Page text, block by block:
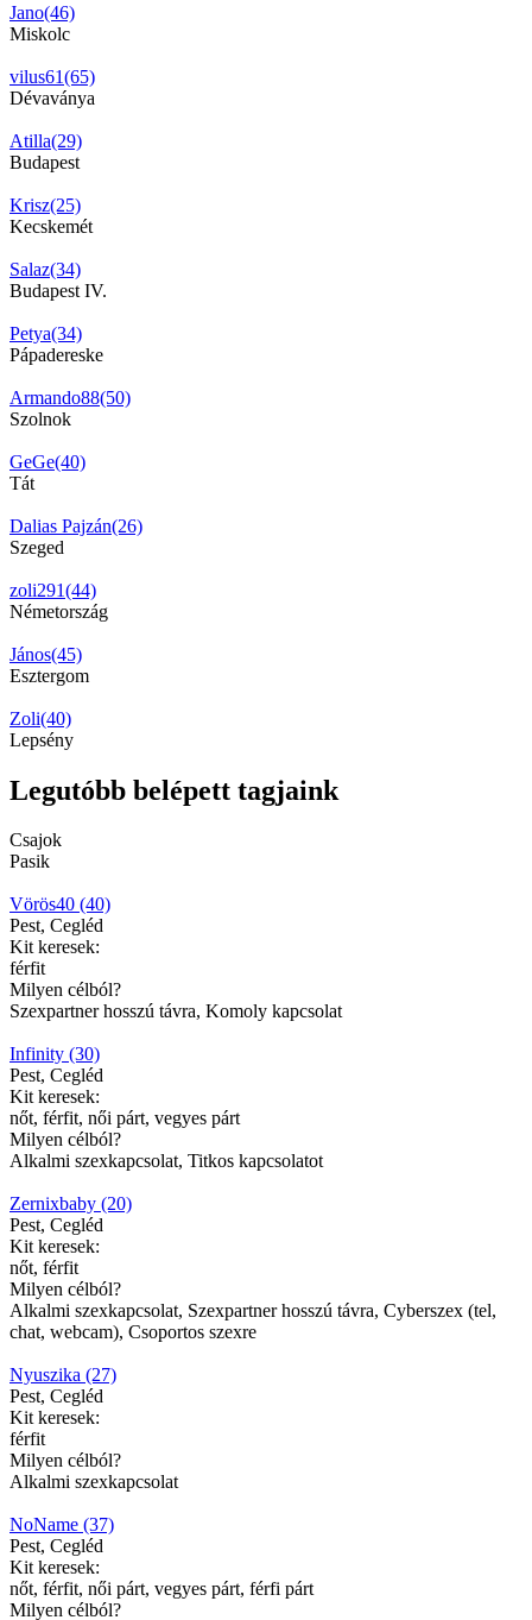
Jano(46)
Miskolc
vilus61(65)
Dévaványa
Atilla(29)
Budapest
Krisz(25)
Kecskemét
Salaz(34)
Budapest IV.
Petya(34)
Pápadereske
Armando88(50)
Szolnok
GeGe(40)
Tát
Dalias Pajzán(26)
Szeged
zoli291(44)
Németország
János(45)
Esztergom
Zoli(40)
Lepsény
Legutóbb belépett tagjaink
Csajok
Pasik
Vörös40 (40)
Pest, Cegléd
Kit keresek:
férfit
Milyen célból?
Szexpartner hosszú távra, Komoly kapcsolat
Infinity (30)
Pest, Cegléd
Kit keresek:
nőt, férfit, női párt, vegyes párt
Milyen célból?
Alkalmi szexkapcsolat, Titkos kapcsolatot
Zernixbaby (20)
Pest, Cegléd
Kit keresek:
nőt, férfit
Milyen célból?
Alkalmi szexkapcsolat, Szexpartner hosszú távra, Cyberszex (tel,
chat, webcam), Csoportos szexre
Nyuszika (27)
Pest, Cegléd
Kit keresek:
férfit
Milyen célból?
Alkalmi szexkapcsolat
NoName (37)
Pest, Cegléd
Kit keresek:
nőt, férfit, női párt, vegyes párt, férfi párt
Milyen célból?